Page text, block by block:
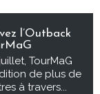
l’Outback
TourMaG
de plus de
à travers...